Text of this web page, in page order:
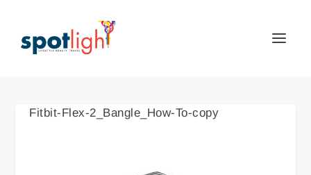
Fitbit-Flex-2_Bangle_How-To-copy